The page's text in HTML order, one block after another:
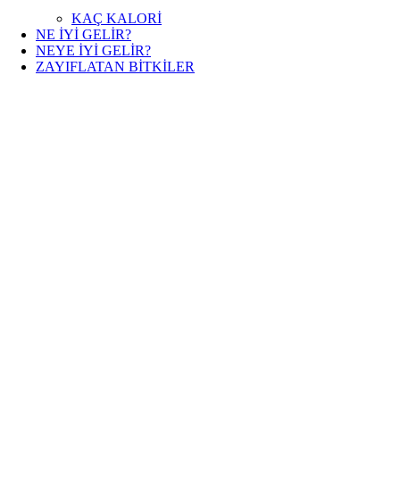
KAÇ KALORİ
NE İYİ GELİR?
NEYE İYİ GELİR?
ZAYIFLATAN BİTKİLER